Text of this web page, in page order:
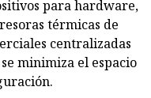
para hardware,
térmicas de
centralizadas
minimiza el espacio